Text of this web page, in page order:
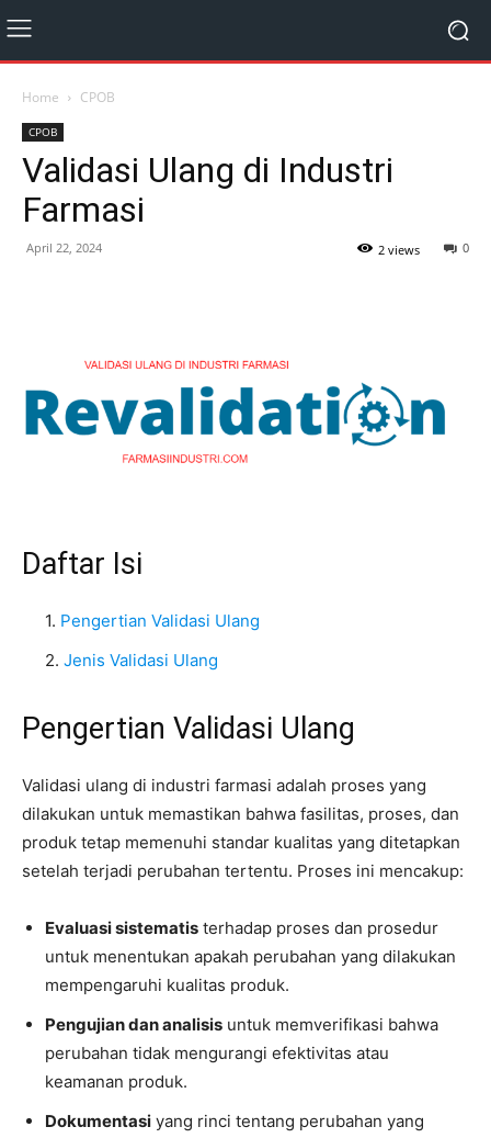
Home CPOB
CPOB
Validasi Ulang di Industri
Farmasi
April 22, 2024 0
2 views
Daftar Isi
Pengertian Validasi Ulang
Jenis Validasi Ulang
Pengertian Validasi Ulang
Validasi ulang di industri farmasi adalah proses yang
dilakukan untuk memastikan bahwa fasilitas, proses, dan
produk tetap memenuhi standar kualitas yang ditetapkan
setelah terjadi perubahan tertentu. Proses ini mencakup:
Evaluasi sistematis terhadap proses dan prosedur
untuk menentukan apakah perubahan yang dilakukan
mempengaruhi kualitas produk.
Pengujian dan analisis untuk memverifikasi bahwa
perubahan tidak mengurangi efektivitas atau
keamanan produk.
Dokumentasi yang rinci tentang perubahan yang